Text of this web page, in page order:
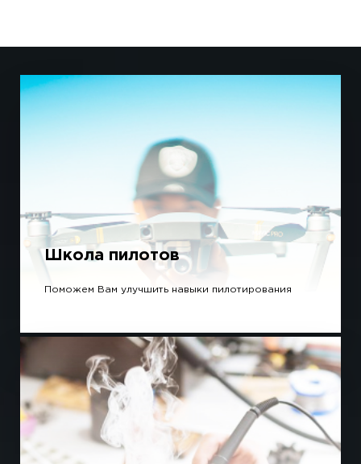
Школа пилотов
Поможем Вам улучшить навыки пилотирования